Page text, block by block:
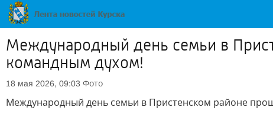
Международный день семьи в
командным духом!
18 мая 2026, 09:03 Фото
Международный день семьи в Пристенском районе